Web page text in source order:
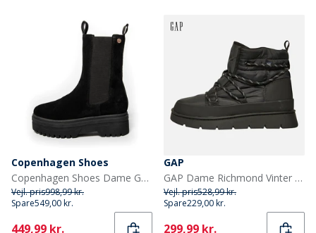
Copenhagen Shoes
Copenhagen Shoes Dame Go Suede Copenhagen Støvler 001 Sort
Vejl. pris998,99 kr.
Spare549,00 kr.
Current
449,99 kr.
GAP
GAP Dame Richmond Vinter Høj Sne Støvler Sort
Vejl. pris528,99 kr.
Spare229,00 kr.
Current
299,99 kr.